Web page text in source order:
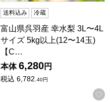
送料込み 冷蔵
富山県呉羽産 幸水梨 3L〜4L
サイズ 5kg以上(12〜14玉)
【C…
本体 6,280円
税込 6,782. 40円